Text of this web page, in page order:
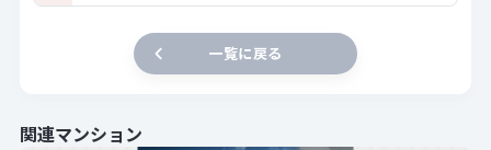
一覧に戻る
関連マンション